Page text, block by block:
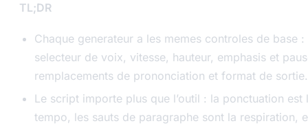
TL;DR
Chaque generateur a les memes controles de base :
selecteur de voix, vitesse, hauteur, emphasis et
remplacements de prononciation et format de sortie.
Le script importe plus que l’outil : la ponctuation est
tempo, les sauts de paragraphe sont la respiration,